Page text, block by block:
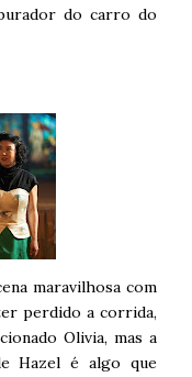
do carro do
maravilhosa com
perdido a corrida,
Olivia, mas a
Hazel é algo que